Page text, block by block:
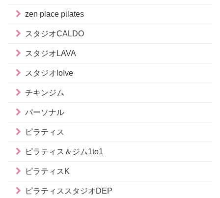
zen place pilates
スタジオCALDO
スタジオLAVA
スタジオloIve
チキンジム
パーソナル
ピラティス
ピラティス＆ジム1to1
ピラティスK
ピラティススタジオDEP